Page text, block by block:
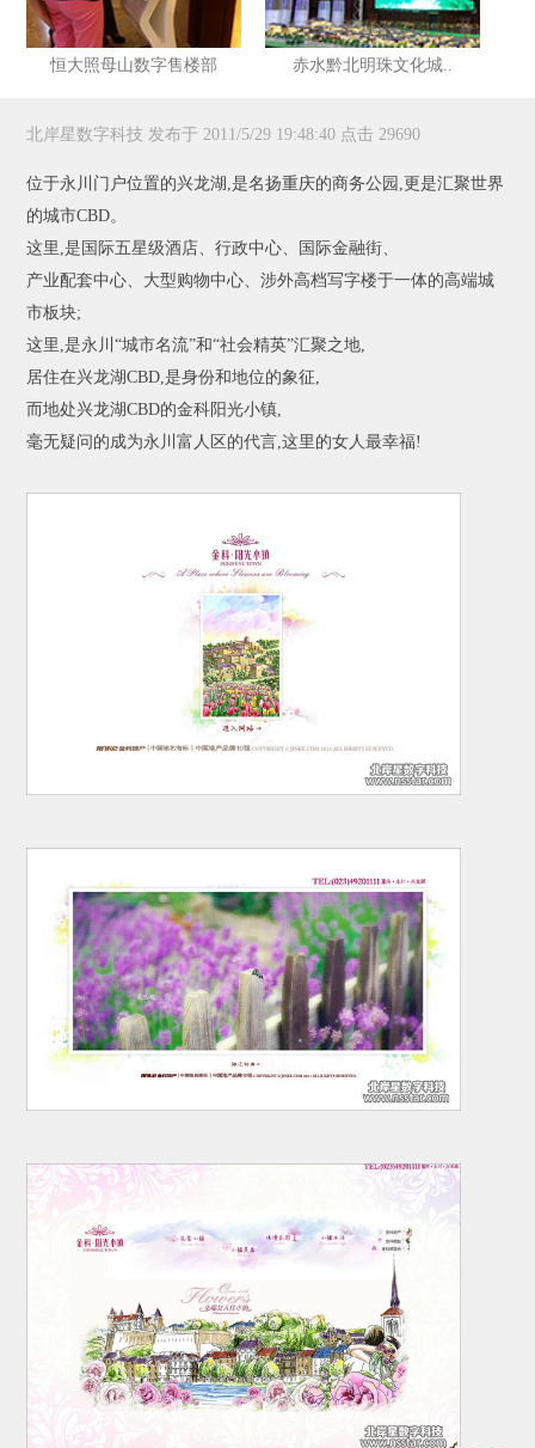
恒大照母山数字售楼部 赤水黔北明珠文化城..
北岸星数字科技 发布于 2011/5/29 19:48:40 点击 29690
位于永川门户位置的兴龙湖,是名扬重庆的商务公园,更是汇聚世界
的城市CBD。
这里,是国际五星级酒店、行政中心、国际金融街、
产业配套中心、大型购物中心、涉外高档写字楼于一体的高端城
市板块;
这里,是永川“城市名流”和“社会精英”汇聚之地,
居住在兴龙湖CBD,是身份和地位的象征,
而地处兴龙湖CBD的金科阳光小镇,
毫无疑问的成为永川富人区的代言,这里的女人最幸福!